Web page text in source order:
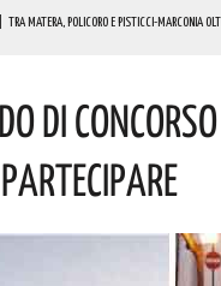
TRA MATERA, POLICORO E PISTICCI-MARCONIA
DELLA MUSICA ITALIANA: È MORTO FRANCESCO
PER MADRI DI ALMENO TRE FIGLI: ECCO I REQUISITI
Di